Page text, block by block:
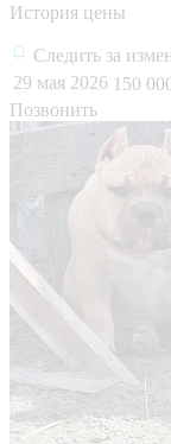
История цены
Следить за
29 мая 2026 150
Позвонить